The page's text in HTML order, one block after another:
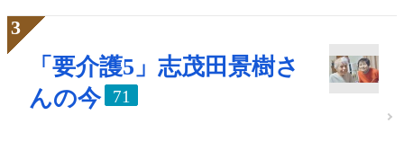
「要介護5」志茂田景樹さ
んの今
71